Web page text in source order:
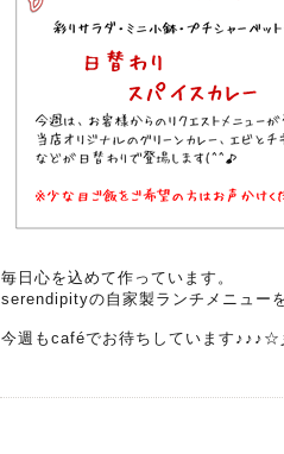
毎日心を込めて作っています。
serendipityの自家製ランチメニュー
今週もcaféでお待ちしています♪♪♪☆